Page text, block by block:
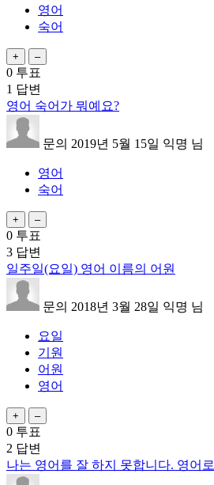
영어
숙어
0 투표
1 답변
영어 숙어가 뭐예요?
문의 2019년 5월 15일 익명 님
영어
숙어
0 투표
3 답변
일주일(요일) 영어 이름의 어원
문의 2018년 3월 28일 익명 님
요일
기원
어원
영어
0 투표
2 답변
나는 영어를 잘 하지 못합니다. 영어로